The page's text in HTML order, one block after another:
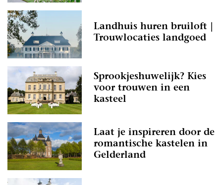
Landhuis huren bruiloft |
Trouwlocaties landgoed
Sprookjeshuwelijk? Kies
voor trouwen in een
kasteel
Laat je inspireren door de
romantische kastelen in
Gelderland